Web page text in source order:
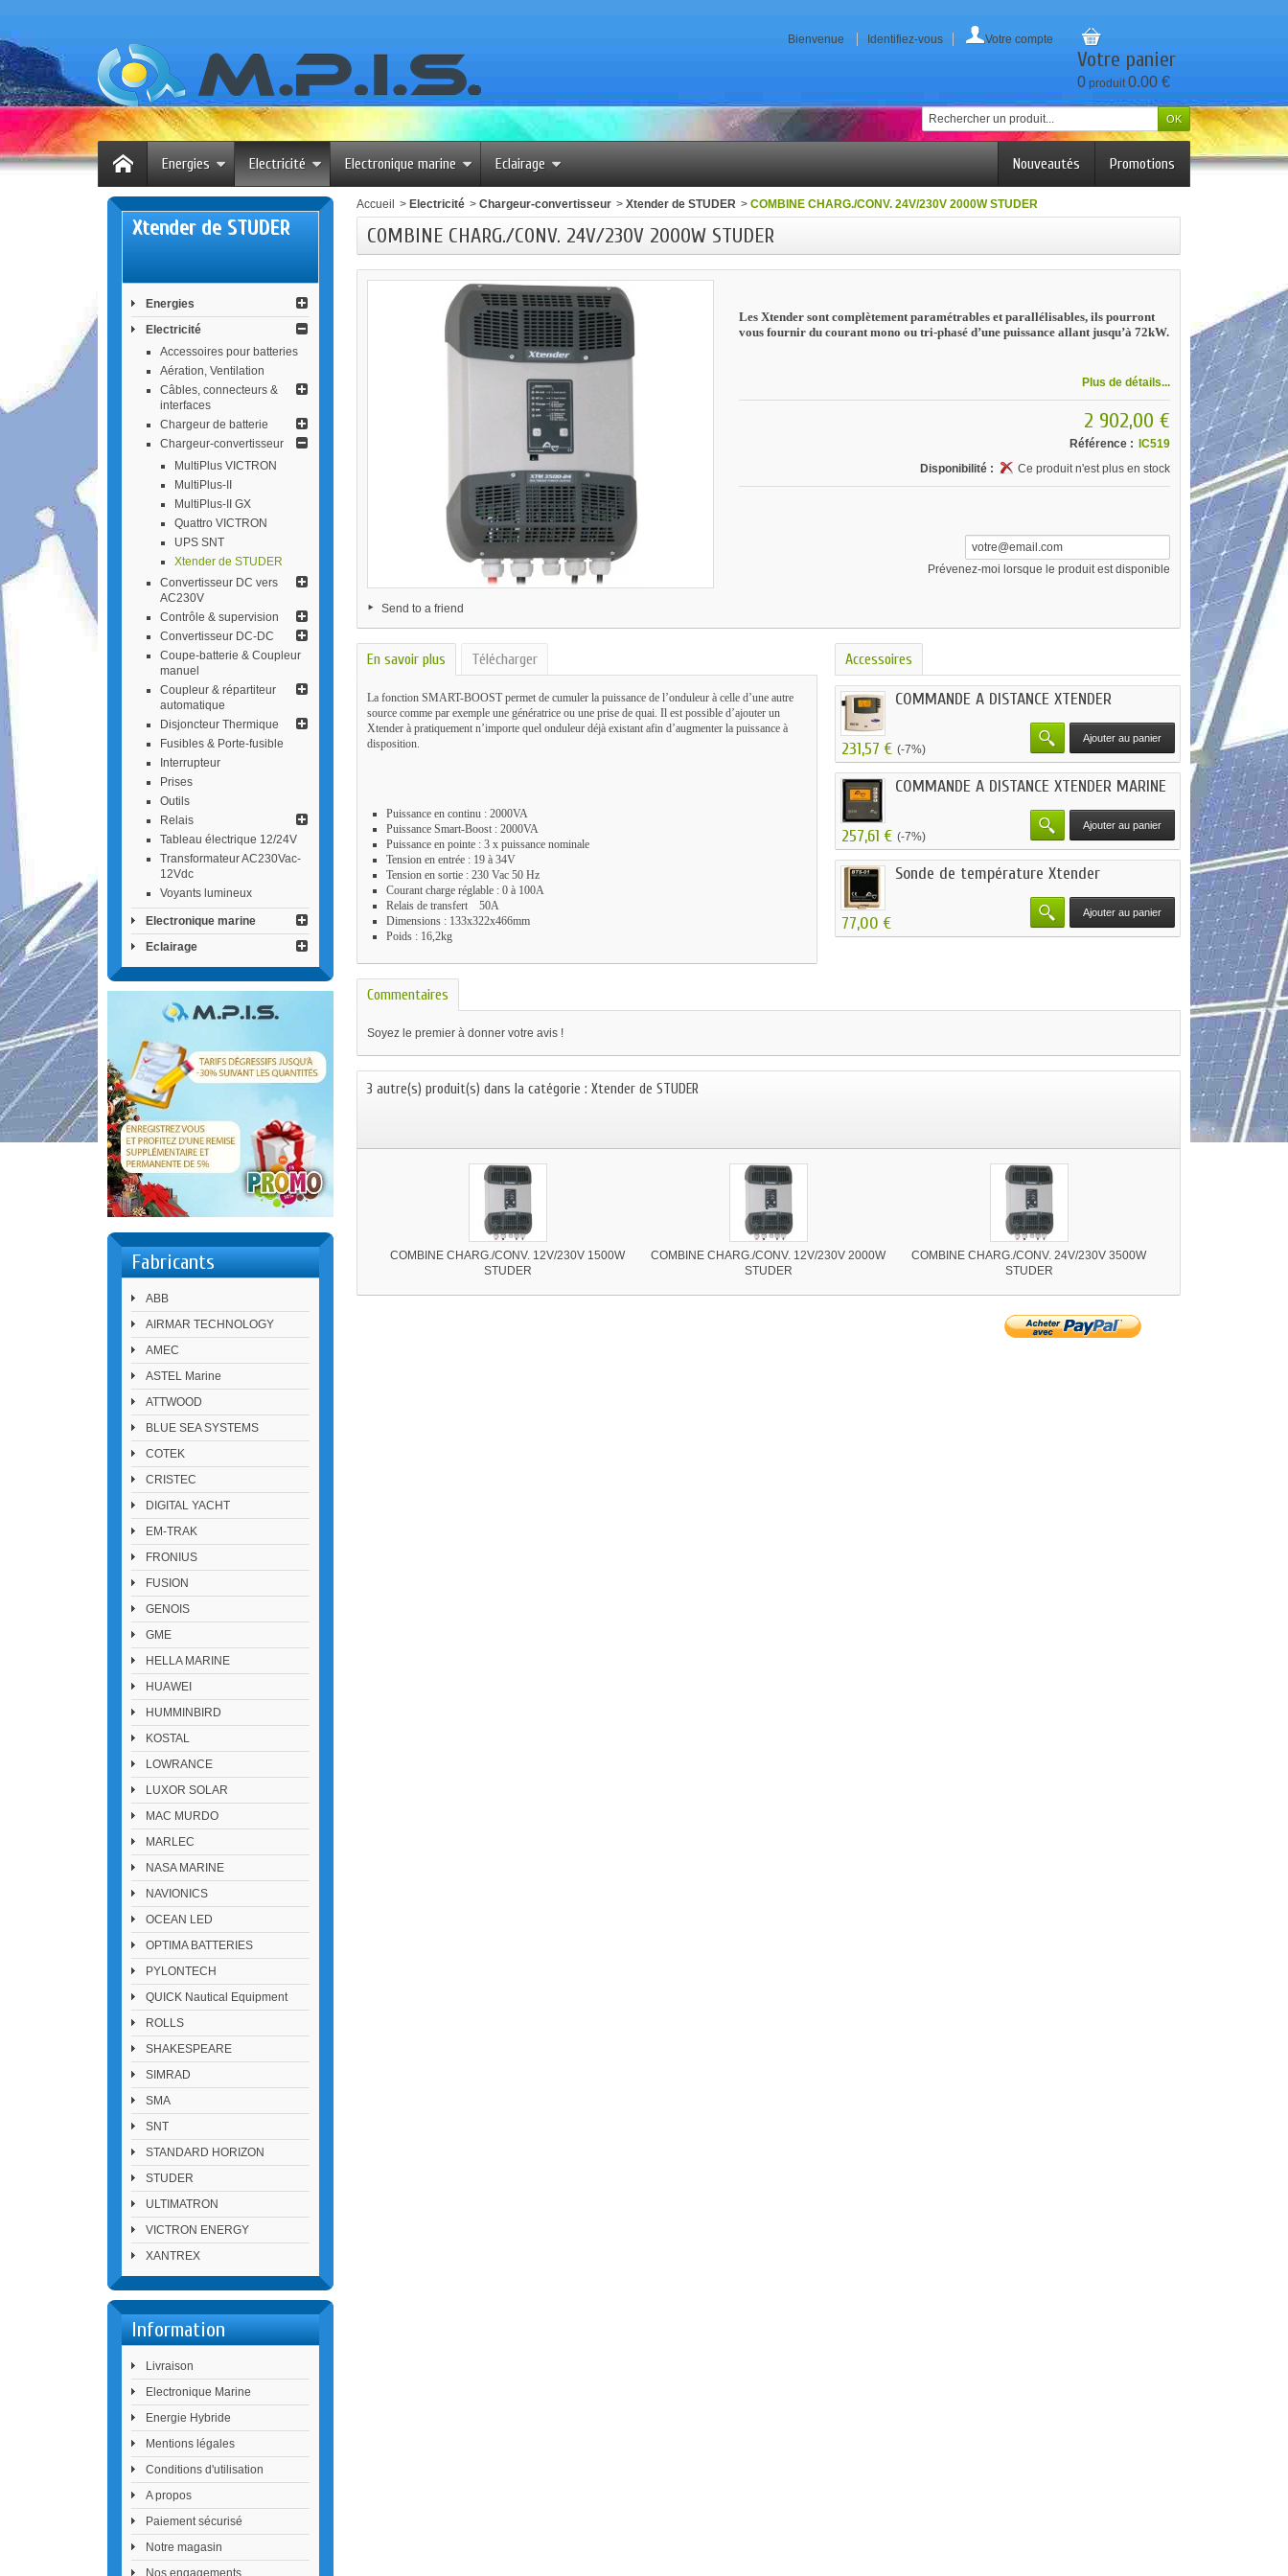
Bienvenue Identifiez-vous Votre compte
Votre panier
0 produit0.00 €
Promotions
Nouveautés
Energies Electricité Electronique marine Eclairage
Xtender de STUDER
Energies
Electricité
Accessoires pour batteries
Aération, Ventilation
Câbles, connecteurs &
interfaces
Chargeur de batterie
Chargeur-conv​ertisseur
MultiPlus VICTRON
MultiPlus-II
MultiPlus-II GX
Quattro VICTRON
UPS SNT
Xtender de STUDER
Convertisseur DC vers
AC230V
Contrôle & supervision
Convertisseur DC-DC
Coupe-batterie & Coupleur
manuel
Coupleur & répa​rtiteur
automatique
Disjoncteur Thermique
Fusibles & Porte-fusible
Interrupteur
Prises
Outils
Relais
Tableau électrique 12/24V
Transformateur AC230Vac-
12Vdc
Voyants lumineux
Electronique marine
Eclairage
Fabricants
ABB
AIRMAR TECHNOLOGY
AMEC
ASTEL Marine
ATTWOOD
BLUE SEA SYSTEMS
COTEK
CRISTEC
DIGITAL YACHT
EM-TRAK
FRONIUS
FUSION
GENOIS
GME
HELLA MARINE
HUAWEI
HUMMINBIRD
KOSTAL
LOWRANCE
LUXOR SOLAR
MAC MURDO
MARLEC
NASA MARINE
NAVIONICS
OCEAN LED
OPTIMA BATTERIES
PYLONTECH
QUICK Nautical Equipment
ROLLS
SHAKESPEARE
SIMRAD
SMA
SNT
STANDARD HORIZON
STUDER
ULTIMATRON
VICTRON ENERGY
XANTREX
Information
Livraison
Electronique Marine
Energie Hybride
Mentions légales
Conditions d'utilisation
A propos
Paiement sécurisé
Notre magasin
Nos engagements
Accueil > Electricité > Chargeur-conv​ertisseur > Xtender de STUDER > COMBINE CHARG./CONV. 24V/230V 2000W STUDER
COMBINE CHARG./CONV. 24V/230V 2000W STUDER
Send to a friend
Les Xtender sont complètement paramétrables et parallélisables, ils pourront
vous fournir du courant mono ou tri-phasé d’une puissance allant jusqu’à 72kW.
Plus de détails...
2 902,00 €
Référence :
IC519
Disponibilité :
Ce produit n'est plus en stock
Prévenez-moi lorsque le produit est disponible
En savoir plus Télécharger
La fonction SMART-BOOST permet de cumuler la puissance de l’onduleur à celle d’une autre
source comme par exemple une génératrice ou une prise de quai. Il est possible d’ajouter un
Xtender à pratiquement n’importe quel onduleur déjà existant afin d’augmenter la puissance à
disposition.
Puissance en continu : 2000VA
Puissance Smart-Boost : 2000VA
Puissance en pointe : 3 x puissance nominale
Tension en entrée : 19 à 34V
Tension en sortie : 230 Vac 50 Hz
Courant charge réglable : 0 à 100A
Relais de transfert 50A
Dimensions : 133x322x466mm
Poids : 16,2kg
Accessoires
COMMANDE A DISTANCE XTENDER
231,57 € (-7%)
Ajouter au panier
COMMANDE A DISTANCE XTENDER MARINE
257,61 € (-7%)
Ajouter au panier
Sonde de température Xtender
77,00 €
Ajouter au panier
Commentaires
Soyez le premier à donner votre avis !
3 autre(s) produit(s) dans la catégorie : Xtender de STUDER
COMBINE CHARG./CONV. 12V/230V 1500W
STUDER
COMBINE CHARG./CONV. 12V/230V 2000W
STUDER
COMBINE CHARG./CONV. 24V/230V 3500W
STUDER